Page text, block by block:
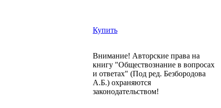
Купить
Внимание! Авторские права на
книгу "Обществознание в вопросах
и ответах" (Под ред. Безбородова
А.Б.) охраняются
законодательством!